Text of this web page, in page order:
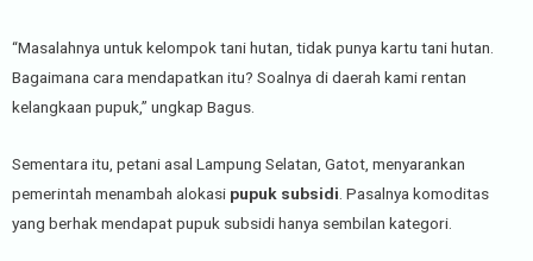
“Masalahnya untuk kelompok tani hutan, tidak punya kartu tani hutan.
Bagaimana cara mendapatkan itu? Soalnya di daerah kami rentan
kelangkaan pupuk,” ungkap Bagus.
Sementara itu, petani asal Lampung Selatan, Gatot, menyarankan
pemerintah menambah alokasi pupuk subsidi. Pasalnya komoditas
yang berhak mendapat pupuk subsidi hanya sembilan kategori.